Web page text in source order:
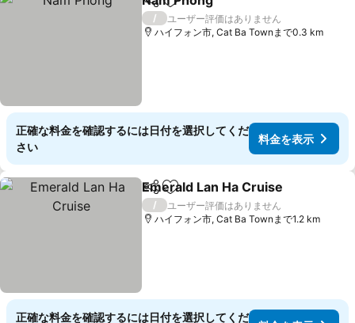
シェアお気に入りに追加
/
ユーザー評価はありません
ハイフォン市, Cat Ba Townまで0.3 km
正確な料金を確認するには日付を選択してくだ
さい
料金を表示
シェアお気に入りに追加
Emerald Lan Ha Cruise
/
ユーザー評価はありません
ハイフォン市, Cat Ba Townまで1.2 km
正確な料金を確認するには日付を選択してくだ